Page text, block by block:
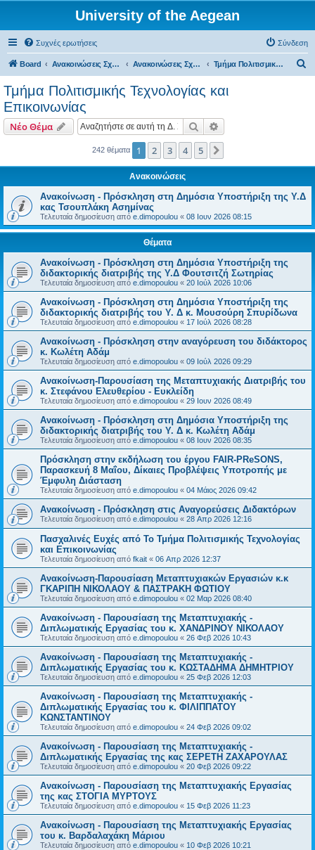
University of the Aegean
Συχνές ερωτήσεις Σύνδεση
Board Ανακοινώσεις Σχολών, Τμημάτων, Συλλόγων & Υπηρεσιών Ανακοινώσεις Σχολών & Τμημάτων (Μυτιλήνη) Τμήμα Πολιτισμικής Τεχνολογίας και Επικοινωνίας
η
Τμήμα Πολιτισμικής Τεχνολογίας και
Επικοινωνίας
Νέο Θέμα Αναζήτηση
242 θέματα 1 2 3 4 5
Ανακοινώσεις
Ανακοίνωση - Πρόσκληση στη Δημόσια Υποστήριξη της Υ.Δ
κας Τσουπλάκη Ασημίνας
Τελευταία δημοσίευση από e.dimopoulou « 08 Ιουν 2026 08:15
Θέματα
Ανακοίνωση - Πρόσκληση στη Δημόσια Υποστήριξη της
διδακτορικής διατριβής της Υ.Δ Φουτσιτζή Σωτηρίας
Τελευταία δημοσίευση από e.dimopoulou « 20 Ιούλ 2026 10:06
Ανακοίνωση - Πρόσκληση στη Δημόσια Υποστήριξη της
διδακτορικής διατριβής του Υ. Δ κ. Μουσούρη Σπυρίδωνα
Τελευταία δημοσίευση από e.dimopoulou « 17 Ιούλ 2026 08:28
Ανακοίνωση - Πρόσκληση στην αναγόρευση του διδάκτορος
κ. Κωλέτη Αδάμ
Τελευταία δημοσίευση από e.dimopoulou « 09 Ιούλ 2026 09:29
Ανακοίνωση-Παρουσίαση της Μεταπτυχιακής Διατριβής του
κ. Στεφάνου Ελευθερίου - Ευκλείδη
Τελευταία δημοσίευση από e.dimopoulou « 29 Ιουν 2026 08:49
Ανακοίνωση - Πρόσκληση στη Δημόσια Υποστήριξη της
διδακτορικής διατριβής του Υ. Δ κ. Κωλέτη Αδάμ
Τελευταία δημοσίευση από e.dimopoulou « 08 Ιουν 2026 08:35
Πρόσκληση στην εκδήλωση του έργου FAIR-PReSONS,
Παρασκευή 8 Μαΐου, Δίκαιες Προβλέψεις Υποτροπής με
Έμφυλη Διάσταση
Τελευταία δημοσίευση από e.dimopoulou « 04 Μάιος 2026 09:42
Ανακοίνωση - Πρόσκληση στις Αναγορεύσεις Διδακτόρων
Τελευταία δημοσίευση από e.dimopoulou « 28 Απρ 2026 12:16
Πασχαλινές Ευχές από Το Τμήμα Πολιτισμικής Τεχνολογίας
και Επικοινωνίας
Τελευταία δημοσίευση από fkait « 06 Απρ 2026 12:37
Ανακοίνωση-Παρουσίαση Μεταπτυχιακών Εργασιών κ.κ
ΓΚΑΡΙΠΗ ΝΙΚΟΛΑΟΥ & ΠΑΣΤΡΑΚΗ ΦΩΤΙΟΥ
Τελευταία δημοσίευση από e.dimopoulou « 02 Μαρ 2026 08:40
Ανακοίνωση - Παρουσίαση της Μεταπτυχιακής -
Διπλωματικής Εργασίας του κ. ΧΑΝΔΡΙΝΟΥ ΝΙΚΟΛΑΟΥ
Τελευταία δημοσίευση από e.dimopoulou « 26 Φεβ 2026 10:43
Ανακοίνωση - Παρουσίαση της Μεταπτυχιακής -
Διπλωματικής Εργασίας του κ. ΚΩΣΤΑΔΗΜΑ ΔΗΜΗΤΡΙΟΥ
Τελευταία δημοσίευση από e.dimopoulou « 25 Φεβ 2026 12:03
Ανακοίνωση - Παρουσίαση της Μεταπτυχιακής -
Διπλωματικής Εργασίας του κ. ΦΙΛΙΠΠΑΤΟΥ
ΚΩΝΣΤΑΝΤΙΝΟΥ
Τελευταία δημοσίευση από e.dimopoulou « 24 Φεβ 2026 09:02
Ανακοίνωση - Παρουσίαση της Μεταπτυχιακής -
Διπλωματικής Εργασίας της κας ΣΕΡΕΤΗ ΖΑΧΑΡΟΥΛΑΣ
Τελευταία δημοσίευση από e.dimopoulou « 20 Φεβ 2026 09:22
Ανακοίνωση - Παρουσίαση της Μεταπτυχιακής Εργασίας
της κας ΣΤΟΓΙΑ ΜΥΡΤΟΥΣ
Τελευταία δημοσίευση από e.dimopoulou « 15 Φεβ 2026 11:23
Ανακοίνωση - Παρουσίαση της Μεταπτυχιακής Εργασίας
του κ. Βαρδαλαχάκη Μάριου
Τελευταία δημοσίευση από e.dimopoulou « 10 Φεβ 2026 10:21